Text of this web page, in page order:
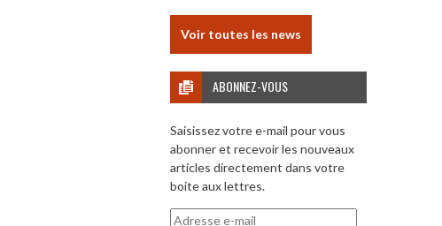
Voir toutes les news
ABONNEZ-VOUS
Saisissez votre e-mail pour vous
abonner et recevoir les nouveaux
articles directement dans votre
boite aux lettres.
Adresse